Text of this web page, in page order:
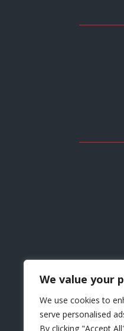
We value your
We use cookies to
serve personalised
By clicking "Accept